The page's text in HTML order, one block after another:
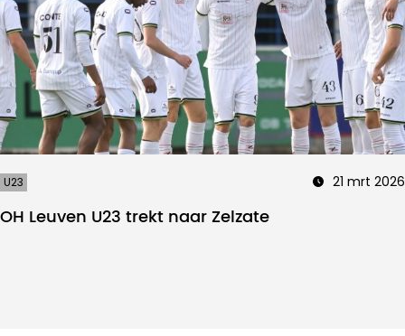
U23 21 mrt 2026
OH Leuven U23 trekt naar Zelzate